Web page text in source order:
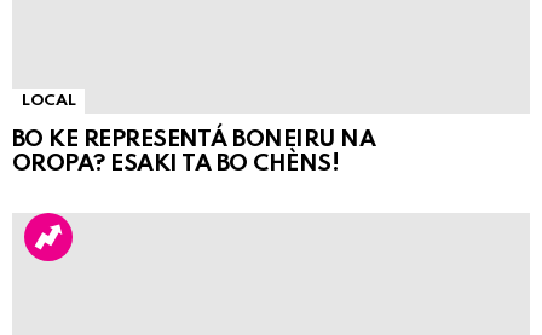
LOCAL
BO KE REPRESENTÁ BONEIRU NA
OROPA? ESAKI TA BO CHÈNS!